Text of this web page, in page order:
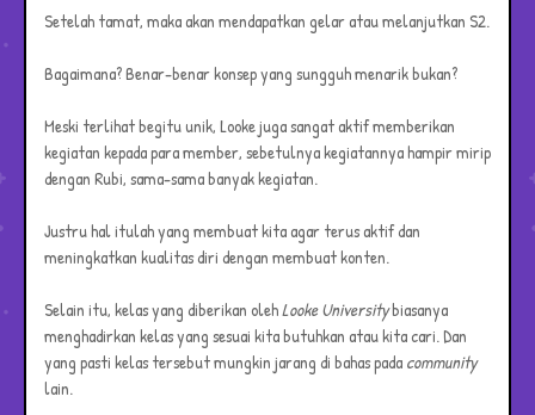
Setelah tamat, maka akan mendapatkan gelar atau melanjutkan S2.
Bagaimana? Benar-benar konsep yang sungguh menarik bukan?
Meski terlihat begitu unik, Looke juga sangat aktif memberikan
kegiatan kepada para member, sebetulnya kegiatannya hampir mirip
dengan Rubi, sama-sama banyak kegiatan.
Justru hal itulah yang membuat kita agar terus aktif dan
meningkatkan kualitas diri dengan membuat konten.
Selain itu, kelas yang diberikan olehLookeUniversitybiasanya
menghadirkan kelas yang sesuai kita butuhkan atau kita cari. Dan
yang pasti kelas tersebut mungkin jarang di bahas padacommunity
lain.